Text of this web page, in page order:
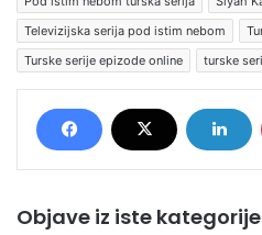
Televizijska serija pod istim nebom
Turske serije epizode online
turske
Objave iz iste kategorije